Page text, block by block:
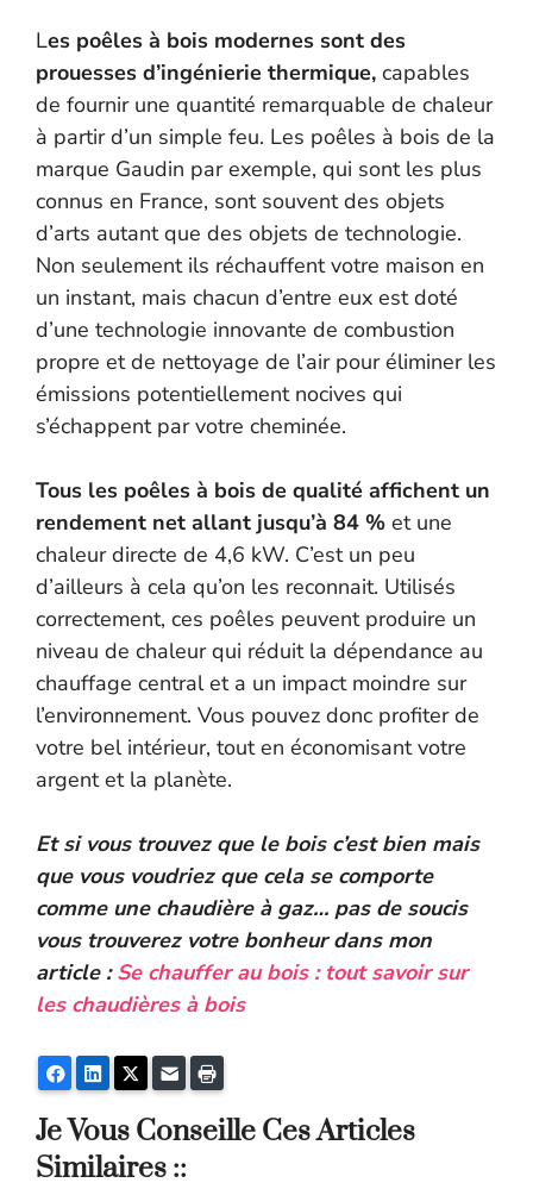
Les poêles à bois modernes sont des
prouesses d’ingénierie thermique, capables
de fournir une quantité remarquable de chaleur
à partir d’un simple feu. Les poêles à bois de la
marque Gaudin par exemple, qui sont les plus
connus en France, sont souvent des objets
d’arts autant que des objets de technologie.
Non seulement ils réchauffent votre maison en
un instant, mais chacun d’entre eux est doté
d’une technologie innovante de combustion
propre et de nettoyage de l’air pour éliminer les
émissions potentiellement nocives qui
s’échappent par votre cheminée.
Tous les poêles à bois de qualité affichent un
rendement net allant jusqu’à 84 % et une
chaleur directe de 4,6 kW. C’est un peu
d’ailleurs à cela qu’on les reconnait. Utilisés
correctement, ces poêles peuvent produire un
niveau de chaleur qui réduit la dépendance au
chauffage central et a un impact moindre sur
l’environnement. Vous pouvez donc profiter de
votre bel intérieur, tout en économisant votre
argent et la planète.
Et si vous trouvez que le bois c’est bien mais
que vous voudriez que cela se comporte
comme une chaudière à gaz… pas de soucis
vous trouverez votre bonheur dans mon
article :Se chauffer au bois : tout savoir sur
les chaudières à bois
FacebookLinkedInTwitterE-mail
Je Vous Conseille Ces Articles
Similaires ::